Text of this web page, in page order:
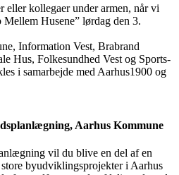
eller kollegaer under armen, når vi
Husene” lørdag den 3.
Information Vest, Brabrand
Hus, Folkesundhed Vest og Sports-
i samarbejde med Aarhus1900 og
Aarhus Kommune
vil du blive en del af en
byudviklingsprojekter i Aarhus